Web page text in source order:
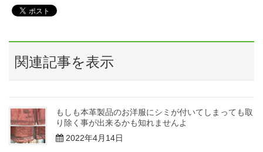
関連記事を表示
もしも本革製品のお洋服にシミが付いてしまっても取
り除く事が出来るかも知れませんよ
2022年4月14日